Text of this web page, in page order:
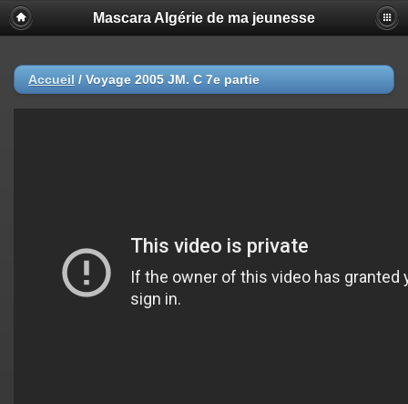
Mascara Algérie de ma jeunesse
Accueil / Voyage 2005 JM. C 7e partie